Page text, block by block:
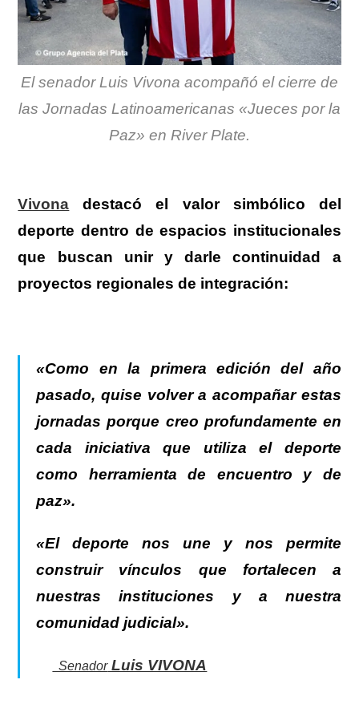
El senador Luis Vivona acompañó el cierre de
las Jornadas Latinoamericanas «Jueces por la
Paz» en River Plate.
Vivona destacó el valor simbólico del
deporte dentro de espacios institucionales
que buscan unir y darle continuidad a
proyectos regionales de integración:
«Como en la primera edición del año
pasado, quise volver a acompañar estas
jornadas porque creo profundamente en
cada iniciativa que utiliza el deporte
como herramienta de encuentro y de
paz».
«El deporte nos une y nos permite
construir vínculos que fortalecen a
nuestras instituciones y a nuestra
comunidad judicial».
SenadorLuis VIVONA